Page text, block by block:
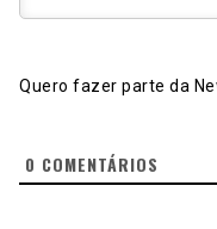
Quero fazer parte da
0 COMENTÁRIOS